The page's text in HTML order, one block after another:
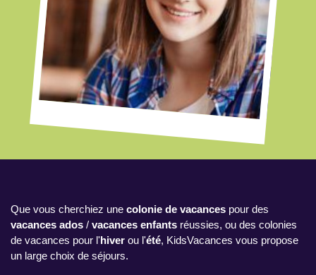
Que vous cherchiez une colonie de vacances pour des
vacances ados / vacances enfants réussies, ou des colonies
de vacances pour l'hiver ou l'été, KidsVacances vous propose
un large choix de séjours.